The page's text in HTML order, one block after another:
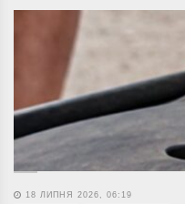
18 ЛИПНЯ 2026, 06:19